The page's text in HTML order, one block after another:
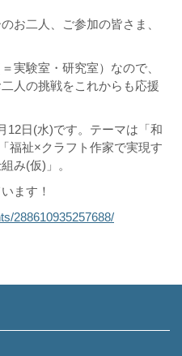
お二人、ご参加の皆さま、
実験室・研究室）なので、
人の挑戦をこれからも応援
12日(水)です。テーマは「和
福祉×クラフト作家で実現す
み(仮)」。
ます！
288610935257688/